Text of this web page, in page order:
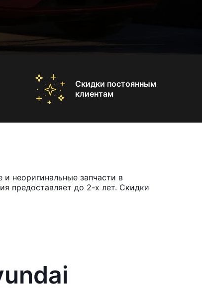
Скидки постоянным
клиентам
неоригинальные запчасти в
предоставляет до 2-х лет. Скидки